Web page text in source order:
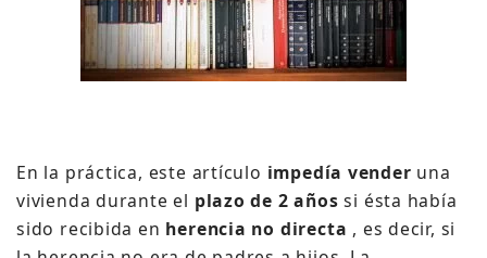
En la práctica, este artículo impedía vender una
vivienda durante el plazo de 2 años si ésta había
sido recibida en herencia no directa , es decir, si